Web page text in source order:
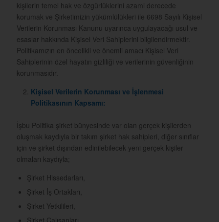
kişilerin temel hak ve özgürlüklerini azami derecede
korumak ve Şirketimizin yükümlülükleri ile 6698 Sayılı Kişisel
Verilerin Korunması Kanunu uyarınca uygulayacağı usul ve
esaslar hakkında Kişisel Veri Sahiplerini bilgilendirmektir.
Politikamızın en öncelikli ve önemli amacı Kişisel Veri
Sahiplerinin özel hayatın gizliliği ve verilerinin güvenliğinin
korunmasıdır.
Kişisel Verilerin Korunması ve İşlenmesi
Politikasının Kapsamı:
İşbu Politika şirket bünyesinde var olan gerçek kişilerden
oluşmak kaydıyla bir takım şirket hak sahipleri, diğer sınıflar
için ve şirket dışından edinilebilecek yeni gerçek kişiler
olmaları kaydıyla;
Şirket Hissedarları,
Şirket İş Ortakları,
Şirket Yetkilileri,